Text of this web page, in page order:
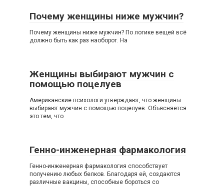
Почему женщины ниже мужчин?
Почему женщины ниже мужчин? По логике вещей всё
должно быть как раз наоборот. На
Женщины выбирают мужчин с
помощью поцелуев
Американские психологи утверждают, что женщины
выбирают мужчин с помощью поцелуев. Объясняется
это тем, что
Генно-инженерная фармакология
Генно-инженерная фармакология способствует
получению любых белков. Благодаря ей, создаются
различные вакцины, способные бороться со